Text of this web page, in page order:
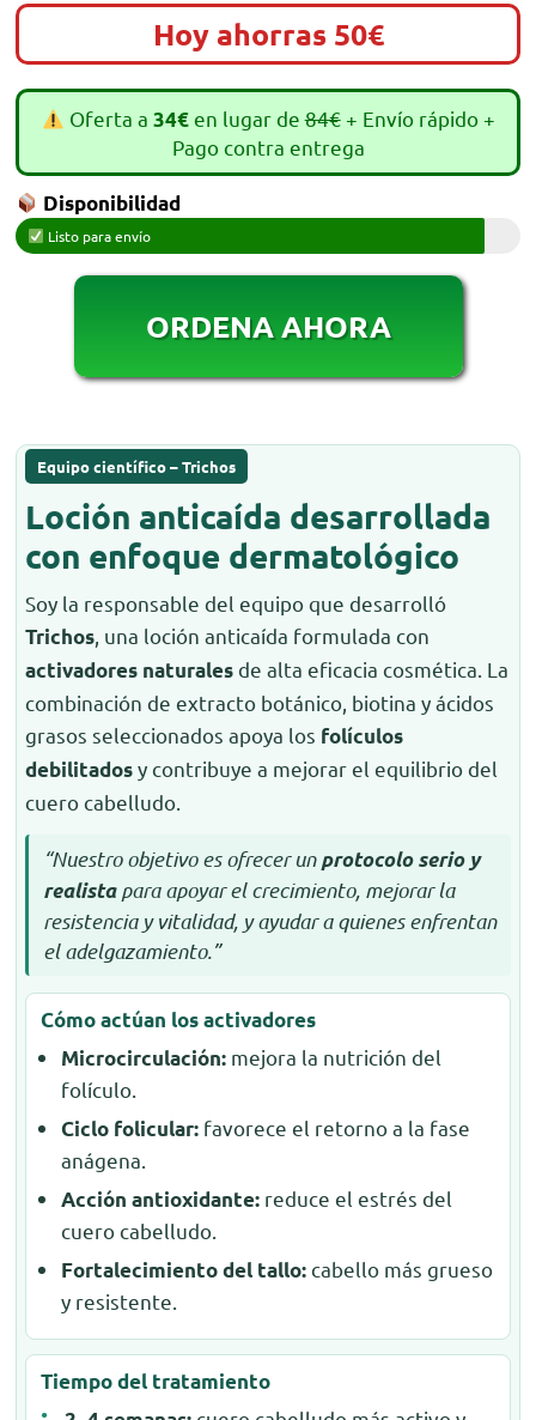
Hoy ahorras 50€
Oferta a 34€en lugar de84€+ Envío rápido +
Pago contra entrega
Disponibilidad
Listo para envío
ORDENA AHORA
Equipo científico – Trichos
Loción anticaída desarrollada
con enfoque dermatológico
Soy la responsable del equipo que desarrolló
Trichos , una loción anticaída formulada con
activadores naturalesde alta eficacia cosmética. La
combinación de extracto botánico, biotina y ácidos
grasos seleccionados apoya los folículos
debilitadosy contribuye a mejorar el equilibrio del
cuero cabelludo.
“Nuestro objetivo es ofrecer unprotocolo serio y
realistapara apoyar el crecimiento, mejorar la
resistencia y vitalidad, y ayudar a quienes enfrentan
el adelgazamiento.”
Cómo actúan los activadores
Microcirculación: mejora la nutrición del
folículo.
Ciclo folicular: favorece el retorno a la fase
anágena.
Acción antioxidante: reduce el estrés del
cuero cabelludo.
Fortalecimiento del tallo:cabello más grueso
y resistente.
Tiempo del tratamiento